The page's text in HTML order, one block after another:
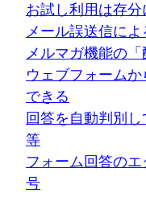
お試し利用は存
メール誤送信に
メルマガ機能の
ウェブフォーム
できる
回答を自動判別
等
フォーム回答の
号